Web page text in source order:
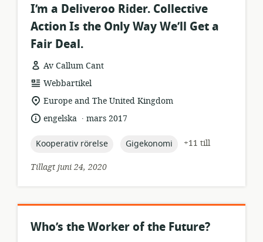
I’m a Deliveroo Rider. Collective
Action Is the Only Way We’ll Get a
Fair Deal.
Av Callum Cant
resursformat:
Webbartikel
relevant
plats:
Europe and The United Kingdom
språk:engelska .
publiceringsdatum:
mars 2017
topic:
Kooperativ rörelse topic:
Gigekonomi
+11 till
Tillagt juni 24, 2020
Who’s the Worker of the Future?